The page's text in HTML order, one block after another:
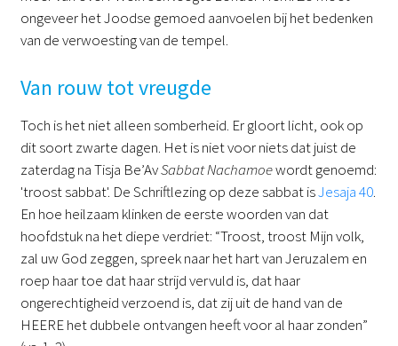
ongeveer het Joodse gemoed aanvoelen bij het bedenken
van de verwoesting van de tempel.
Van rouw tot vreugde
Toch is het niet alleen somberheid. Er gloort licht, ook op
dit soort zwarte dagen. Het is niet voor niets dat juist de
zaterdag na Tisja Be’AvSabbat Nachamoewordt genoemd:
'troost sabbat'. De Schriftlezing op deze sabbat isJesaja 40.
En hoe heilzaam klinken de eerste woorden van dat
hoofdstuk na het diepe verdriet: “Troost, troost Mijn volk,
zal uw God zeggen, spreek naar het hart van Jeruzalem en
roep haar toe dat haar strijd vervuld is, dat haar
ongerechtigheid verzoend is, dat zij uit de hand van de
HEERE het dubbele ontvangen heeft voor al haar zonden”